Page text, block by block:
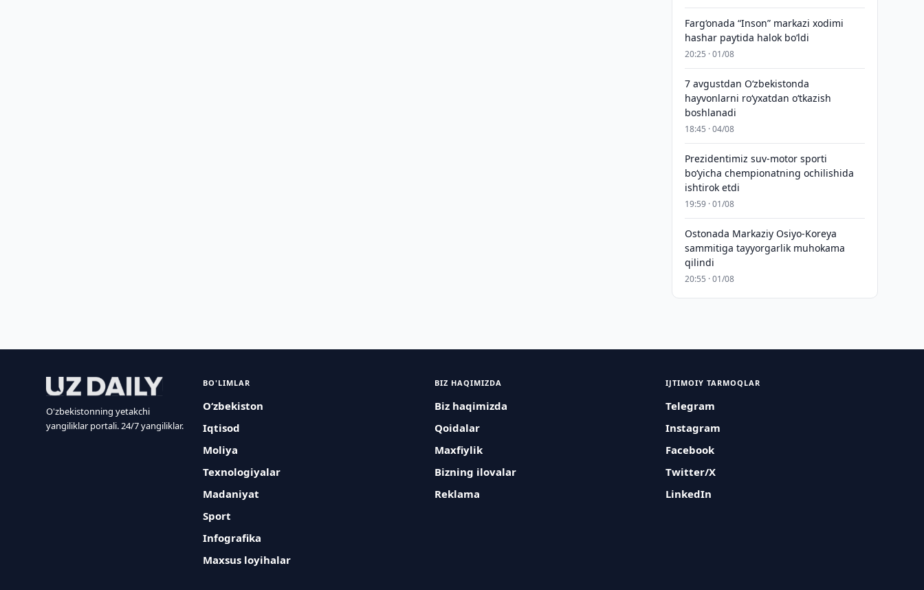
Farg‘onada “Inson” markazi xodimi
hashar paytida halok bo‘ldi
20:25 · 01/08
7 avgustdan O‘zbekistonda
hayvonlarni ro‘yxatdan o‘tkazish
boshlanadi
18:45 · 04/08
Prezidentimiz suv-motor sporti
bo‘yicha chempionatning ochilishida
ishtirok etdi
19:59 · 01/08
Ostonada Markaziy Osiyo-Koreya
sammitiga tayyorgarlik muhokama
qilindi
20:55 · 01/08
O'zbekistonning yetakchi
yangiliklar portali. 24/7 yangiliklar.
BO'LIMLAR
O‘zbekiston
Iqtisod
Moliya
Texnologiyalar
Madaniyat
Sport
Infografika
Maxsus loyihalar
BIZ HAQIMIZDA
Biz haqimizda
Qoidalar
Maxfiylik
Bizning ilovalar
Reklama
IJTIMOIY TARMOQLAR
Telegram
Instagram
Facebook
Twitter/X
LinkedIn